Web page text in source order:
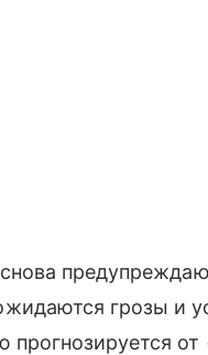
снова
грозы и